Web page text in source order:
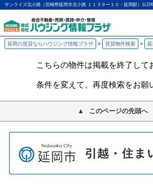
延岡の賃貸ならハウジング情報プラザ 賃貸物件検索
こちらの物件は掲載を終了して
条件を変えて、再度検索をお願
このページの先頭へ